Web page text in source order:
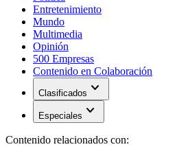
Entretenimiento
Mundo
Multimedia
Opinión
500 Empresas
Contenido en Colaboración
Clasificados expand_more
Especiales expand_more
Contenido relacionados con: